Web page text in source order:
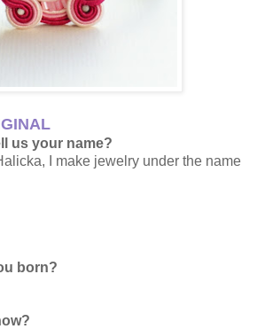
us your name?
I make jewelry under the name
born?